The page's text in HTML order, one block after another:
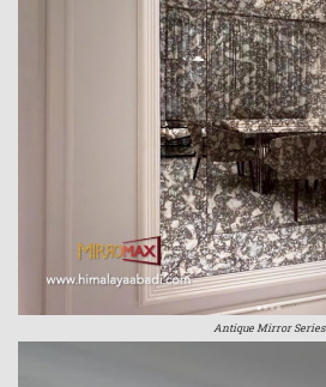
Antique Mirror Series